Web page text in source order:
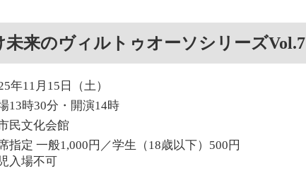
未来のヴィルトゥオーソシリーズVol.7
年11月15日（土）
13時30分・開演14時
民文化会館
指定 一般1,000円／学生（18歳以下）500円
入場不可